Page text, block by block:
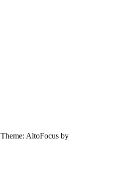
Theme: AltoFocus by